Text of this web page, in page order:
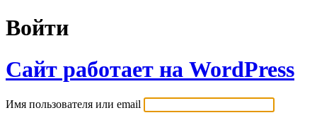
Войти
Сайт работает на WordPress
Имя пользователя или email